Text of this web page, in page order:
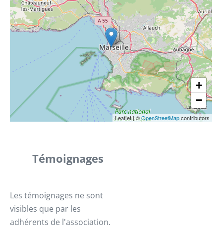
+
−
Leaflet|©OpenStreetMapcontributors
Témoignages
Les témoignages ne sont
visibles que par les
adhérents de l'association.